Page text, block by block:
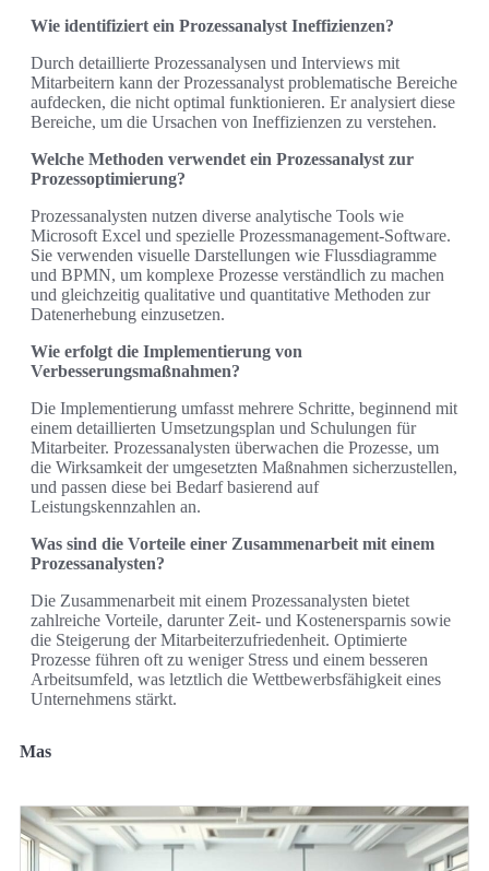
Wie identifiziert ein Prozessanalyst Ineffizienzen?
Durch detaillierte Prozessanalysen und Interviews mit
Mitarbeitern kann der Prozessanalyst problematische Bereiche
aufdecken, die nicht optimal funktionieren. Er analysiert diese
Bereiche, um die Ursachen von Ineffizienzen zu verstehen.
Welche Methoden verwendet ein Prozessanalyst zur
Prozessoptimierung?
Prozessanalysten nutzen diverse analytische Tools wie
Microsoft Excel und spezielle Prozessmanagement-Software.
Sie verwenden visuelle Darstellungen wie Flussdiagramme
und BPMN, um komplexe Prozesse verständlich zu machen
und gleichzeitig qualitative und quantitative Methoden zur
Datenerhebung einzusetzen.
Wie erfolgt die Implementierung von
Verbesserungsmaßnahmen?
Die Implementierung umfasst mehrere Schritte, beginnend mit
einem detaillierten Umsetzungsplan und Schulungen für
Mitarbeiter. Prozessanalysten überwachen die Prozesse, um
die Wirksamkeit der umgesetzten Maßnahmen sicherzustellen,
und passen diese bei Bedarf basierend auf
Leistungskennzahlen an.
Was sind die Vorteile einer Zusammenarbeit mit einem
Prozessanalysten?
Die Zusammenarbeit mit einem Prozessanalysten bietet
zahlreiche Vorteile, darunter Zeit- und Kostenersparnis sowie
die Steigerung der Mitarbeiterzufriedenheit. Optimierte
Prozesse führen oft zu weniger Stress und einem besseren
Arbeitsumfeld, was letztlich die Wettbewerbsfähigkeit eines
Unternehmens stärkt.
Mas